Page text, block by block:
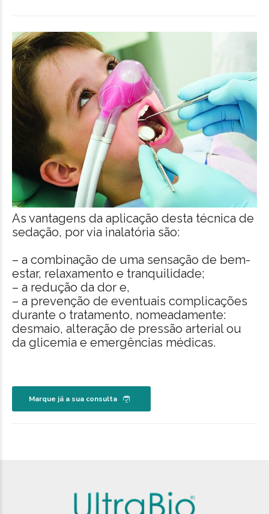
As vantagens da aplicação desta técnica de
sedação, por via inalatória são:
– a combinação de uma sensação de bem-
estar, relaxamento e tranquilidade;
– a redução da dor e,
– a prevenção de eventuais complicações
durante o tratamento, nomeadamente:
desmaio, alteração de pressão arterial ou
da glicemia e emergências médicas.
Marque já a sua consulta